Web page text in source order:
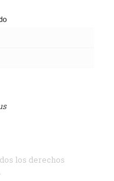
los derechos